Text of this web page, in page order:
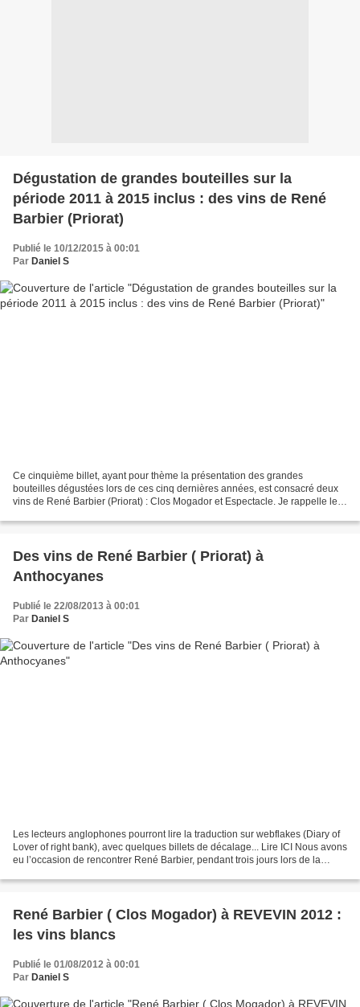
Dégustation de grandes bouteilles sur la
période 2011 à 2015 inclus : des vins de René
Barbier (Priorat)
Publié le 10/12/2015 à 00:01
Par Daniel S
Ce cinquième billet, ayant pour thème la présentation des grandes
bouteilles dégustées lors de ces cinq dernières années, est consacré deux
vins de René Barbier (Priorat) : Clos Mogador et Espectacle. Je rappelle les
Des vins de René Barbier ( Priorat) à
Anthocyanes
Publié le 22/08/2013 à 00:01
Par Daniel S
Les lecteurs anglophones pourront lire la traduction sur webflakes (Diary of
Lover of right bank), avec quelques billets de décalage... Lire ICI Nous avons
eu l’occasion de rencontrer René Barbier, pendant trois jours lors de la
René Barbier ( Clos Mogador) à REVEVIN 2012 :
les vins blancs
Publié le 01/08/2012 à 00:01
Par Daniel S